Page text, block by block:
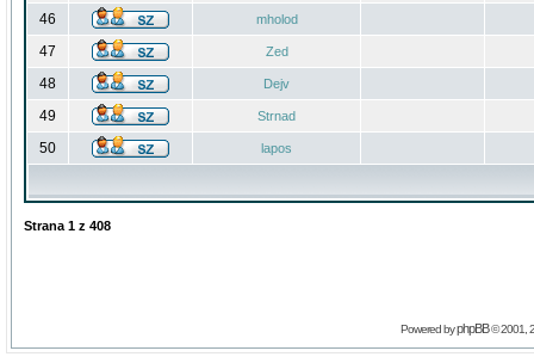
46 mholod
47 Zed
48 Dejv
49 Strnad
50 lapos
Strana 1 z 408
Powered byphpBB© 2001,